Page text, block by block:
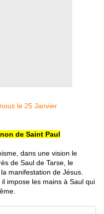
de Saint Paul
dans une vision le
de Saul de Tarse, le
manifestation de Jésus.
impose les mains à Saul qui